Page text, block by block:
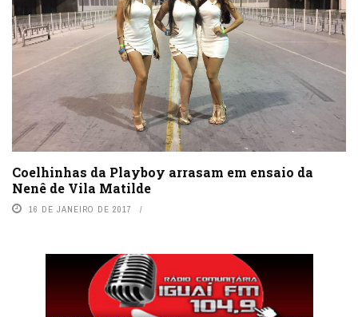
Coelhinhas da Playboy arrasam em ensaio da
Nenê de Vila Matilde
16 DE JANEIRO DE 2017